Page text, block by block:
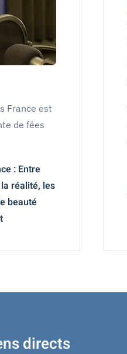
France est
de fées
: Entre
réalité, les
beauté
directs